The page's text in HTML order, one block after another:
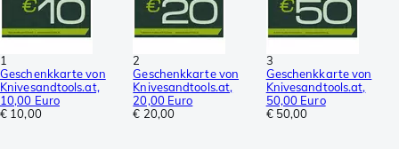
1
Geschenkkarte von
Knivesandtools.at,
10,00 Euro
€ 10,00
2
Geschenkkarte von
Knivesandtools.at,
20,00 Euro
€ 20,00
3
Geschenkkarte von
Knivesandtools.at,
50,00 Euro
€ 50,00